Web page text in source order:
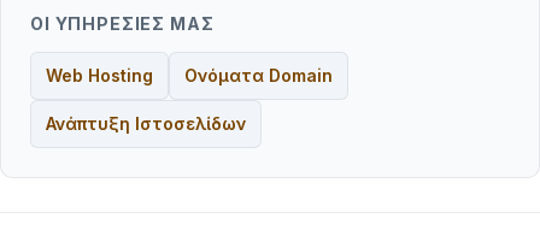
ΟΙ ΥΠΗΡΕΣΊΕΣ ΜΑΣ
Web Hosting Ονόματα Domain
Ανάπτυξη Ιστοσελίδων